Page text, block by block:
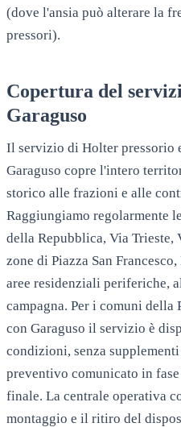
(dove l'ansia può alterare la
pressori).
Copertura del
Garaguso
Il servizio di Holter pressorio
Garaguso copre l'intero
storico alle frazioni e alle
Raggiungiamo regolarmente
della Repubblica, Via Trieste,
zone di Piazza San
aree residenziali periferiche,
campagna. Per i comuni
con Garaguso il servizio è
condizioni, senza
preventivo comunicato in
finale. La centrale operativa
montaggio e il ritiro del